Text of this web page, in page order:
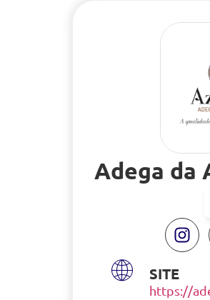
Adega da
SITE
https://